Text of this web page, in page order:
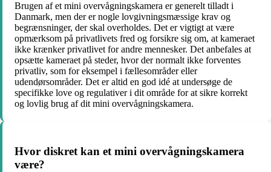
Brugen af et mini overvågningskamera er generelt tilladt i
Danmark, men der er nogle lovgivningsmæssige krav og
begrænsninger, der skal overholdes. Det er vigtigt at være
opmærksom på privatlivets fred og forsikre sig om, at kameraet
ikke krænker privatlivet for andre mennesker. Det anbefales at
opsætte kameraet på steder, hvor der normalt ikke forventes
privatliv, som for eksempel i fællesområder eller
udendørsområder. Det er altid en god idé at undersøge de
specifikke love og regulativer i dit område for at sikre korrekt
og lovlig brug af dit mini overvågningskamera.
Hvor diskret kan et mini overvågningskamera
være?